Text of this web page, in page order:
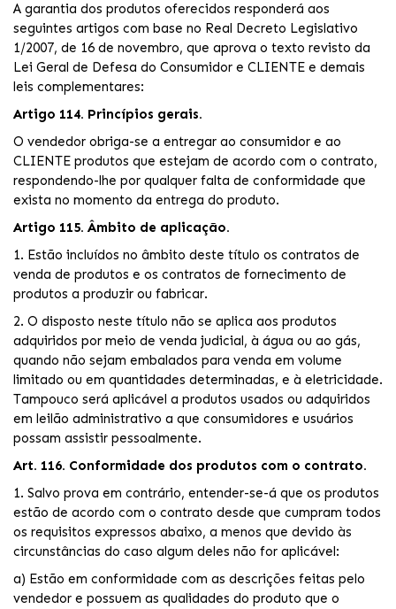
A garantia dos produtos oferecidos responderá aos
seguintes artigos com base no Real Decreto Legislativo
1/2007, de 16 de novembro, que aprova o texto revisto da
Lei Geral de Defesa do Consumidor e CLIENTE e demais
leis complementares:
Artigo 114. Princípios gerais.
O vendedor obriga-se a entregar ao consumidor e ao
CLIENTE produtos que estejam de acordo com o contrato,
respondendo-lhe por qualquer falta de conformidade que
exista no momento da entrega do produto.
Artigo 115. Âmbito de aplicação.
1. Estão incluídos no âmbito deste título os contratos de
venda de produtos e os contratos de fornecimento de
produtos a produzir ou fabricar.
2. O disposto neste título não se aplica aos produtos
adquiridos por meio de venda judicial, à água ou ao gás,
quando não sejam embalados para venda em volume
limitado ou em quantidades determinadas, e à eletricidade.
Tampouco será aplicável a produtos usados ou adquiridos
em leilão administrativo a que consumidores e usuários
possam assistir pessoalmente.
Art. 116. Conformidade dos produtos com o contrato.
1. Salvo prova em contrário, entender-se-á que os produtos
estão de acordo com o contrato desde que cumpram todos
os requisitos expressos abaixo, a menos que devido às
circunstâncias do caso algum deles não for aplicável:
a) Estão em conformidade com as descrições feitas pelo
vendedor e possuem as qualidades do produto que o